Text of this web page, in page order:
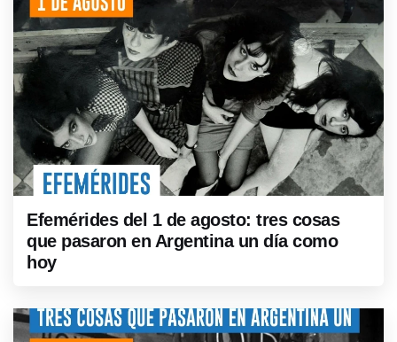
Efemérides del 1 de agosto: tres cosas
que pasaron en Argentina un día como
hoy